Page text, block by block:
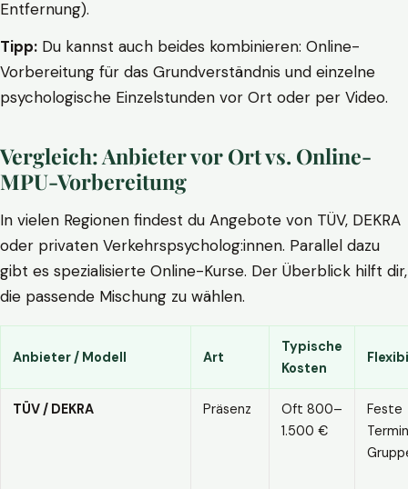
Entfernung).
Tipp: Du kannst auch beides kombinieren: Online-
Vorbereitung für das Grundverständnis und einzelne
psychologische Einzelstunden vor Ort oder per Video.
Vergleich: Anbieter vor Ort vs. Online-
MPU-Vorbereitung
In vielen Regionen findest du Angebote von TÜV, DEKRA
oder privaten Verkehrspsycholog:innen. Parallel dazu
gibt es spezialisierte Online-Kurse. Der Überblick hilft dir,
die passende Mischung zu wählen.
Anbieter / Modell Art
Typische
Kosten
TÜV / DEKRA Präsenz
Oft 800–
1.500 €
Feste